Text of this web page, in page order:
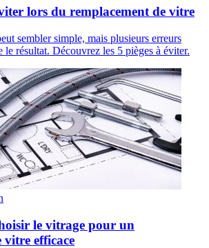
lors du remplacement de vitre
sembler simple, mais plusieurs erreurs
le résultat. Découvrez les 5 pièges à éviter.
le vitrage pour un
vitre efficace